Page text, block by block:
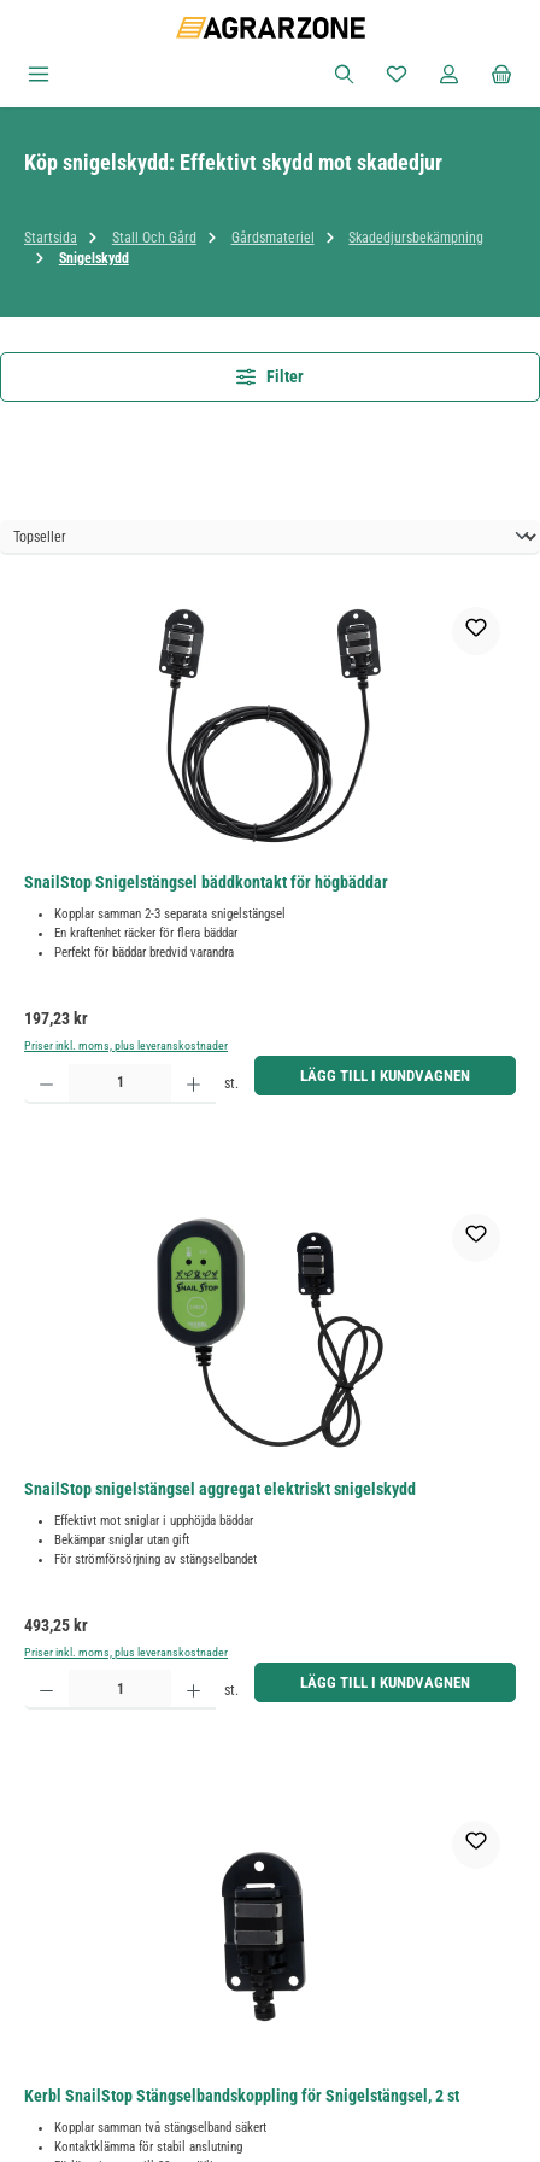
Du har 0 objekt i
Köp snigelskydd: Effektivt skydd mot skadedjur
Startsida Stall Och Gård Gårdsmateriel
Skadedjursbekämpning
Snigelskydd
Filter
SnailStop Snigelstängsel bäddkontakt för högbäddar
Kopplar samman 2-3 separata snigelstängsel
En kraftenhet räcker för flera bäddar
Perfekt för bäddar bredvid varandra
Ordinarie pris:
197,23 kr
Priser inkl. moms, plus leveranskostnader
Produktkvantitet: Ange önskat belopp eller använd knapparna för att öka eller minska kvantiteten.
st. LÄGG TILL I KUNDVAGNEN
SnailStop snigelstängsel aggregat elektriskt snigelskydd
Effektivt mot sniglar i upphöjda bäddar
Bekämpar sniglar utan gift
För strömförsörjning av stängselbandet
Ordinarie pris:
493,25 kr
Priser inkl. moms, plus leveranskostnader
Produktkvantitet: Ange önskat belopp eller använd knapparna för att öka eller minska kvantiteten.
st. LÄGG TILL I KUNDVAGNEN
Kerbl SnailStop Stängselbandskoppling för Snigelstängsel, 2 st
Kopplar samman två stängselband säkert
Kontaktklämma för stabil anslutning